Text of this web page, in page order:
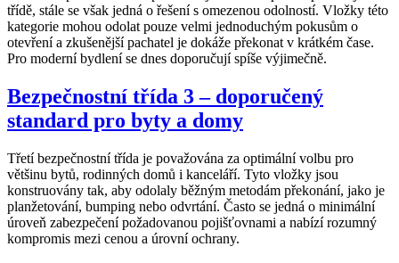
třídě, stále se však jedná o řešení s omezenou odolností. Vložky této
kategorie mohou odolat pouze velmi jednoduchým pokusům o
otevření a zkušenější pachatel je dokáže překonat v krátkém čase.
Pro moderní bydlení se dnes doporučují spíše výjimečně.
Bezpečnostní třída 3 – doporučený
standard pro byty a domy
Třetí bezpečnostní třída je považována za optimální volbu pro
většinu bytů, rodinných domů i kanceláří. Tyto vložky jsou
konstruovány tak, aby odolaly běžným metodám překonání, jako je
planžetování, bumping nebo odvrtání. Často se jedná o minimální
úroveň zabezpečení požadovanou pojišťovnami a nabízí rozumný
kompromis mezi cenou a úrovní ochrany.